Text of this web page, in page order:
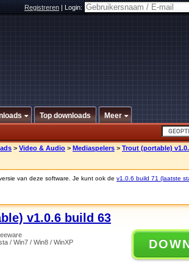
Registreren|Login:
Top downloads Meer
> Video & Audio > Mediaspelers > Trout (portable)
van deze software. Je kunt ook de v1.0.6 build 71 (laatste
v1.0.6 build 63
/ Win7 / Win8 / WinXP